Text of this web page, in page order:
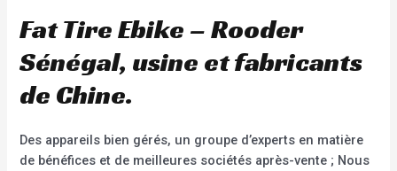
Fat Tire Ebike – Rooder
Sénégal, usine et fabricants
de Chine.
Des appareils bien gérés, un groupe d’experts en matière
de bénéfices et de meilleures sociétés après-vente ; Nous